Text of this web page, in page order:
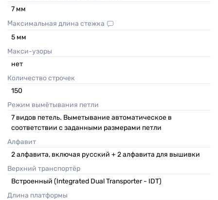
7 мм
Максимальная длина стежка
5 мм
Макси-узоры
нет
Количество строчек
150
Режим вымётывания петли
7 видов петель. Выметывание автоматическое в
соответствии с заданными размерами петли
Алфавит
2 алфавита, включая русский + 2 алфавита для вышивки
Верхний транспортёр
Встроенный (Integrated Dual Transporter - IDT)
Длина платформы